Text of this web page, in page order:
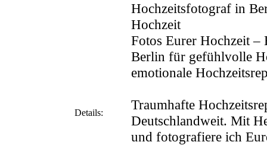
Details:
Hochzeitsfotograf in
Hochzeit
Fotos Eurer Hochzeit
Berlin für gefühlvolle
emotionale
Traumhafte
Deutschlandweit. Mit
und fotografiere ich